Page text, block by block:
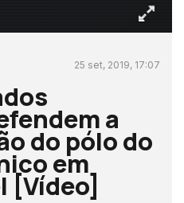
25 set, 2019, 17:07
a
do pólo do
em
[Vídeo]